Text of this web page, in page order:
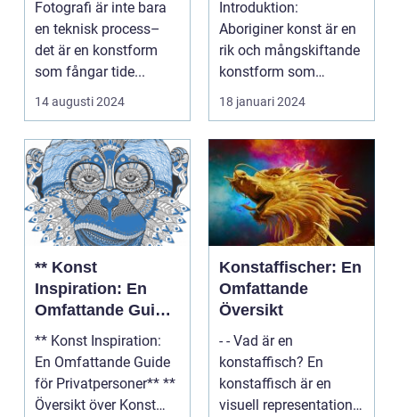
Norrköping
Fotografi är inte bara
en teknisk process–
det är en konstform
som fångar tide...
14 augusti 2024
Urinvånare
Introduktion:
Aboriginer konst är en
rik och mångskiftande
konstform som
härstammar från
Australiens...
18 januari 2024
** Konst
Inspiration: En
Omfattande Guide
för
Privatpersoner**
** Konst Inspiration:
En Omfattande Guide
för Privatpersoner** **
Översikt över Konst
Konstaffischer: En
Omfattande
Översikt
- - Vad är en
konstaffisch? En
konstaffisch är en
visuell representation